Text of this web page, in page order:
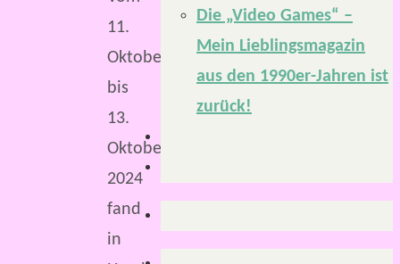
11.
Oktober
bis
13.
Oktober
2024
fand
in
Die „Video Games“ –
Mein Lieblingsmagazin
aus den 1990er-Jahren ist
zurück!